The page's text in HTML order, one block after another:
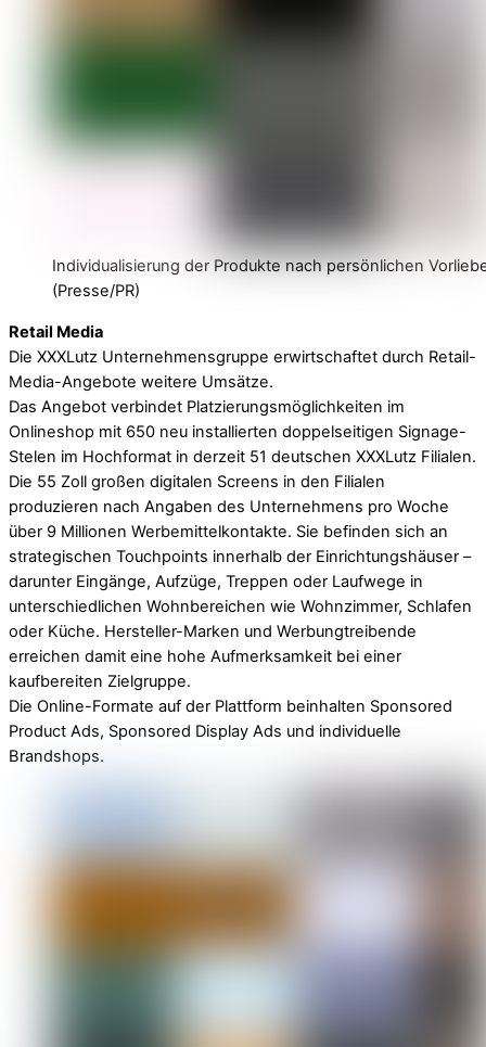
Individualisierung der Produkte nach persönlichen
(Presse/PR)
Retail Media
Die XXXLutz Unternehmensgruppe erwirtschaftet durch Retail-
Media-Angebote weitere Umsätze.
Das Angebot verbindet Platzierungsmöglichkeiten im
Onlineshop mit 650 neu installierten doppelseitigen Signage-
Stelen im Hochformat in derzeit 51 deutschen XXXLutz Filialen.
Die 55 Zoll großen digitalen Screens in den Filialen
produzieren nach Angaben des Unternehmens pro Woche
über 9 Millionen Werbemittelkontakte. Sie befinden sich an
strategischen Touchpoints innerhalb der Einrichtungshäuser –
darunter Eingänge, Aufzüge, Treppen oder Laufwege in
unterschiedlichen Wohnbereichen wie Wohnzimmer, Schlafen
oder Küche. Hersteller-Marken und Werbungtreibende
erreichen damit eine hohe Aufmerksamkeit bei einer
kaufbereiten Zielgruppe.
Die Online-Formate auf der Plattform beinhalten Sponsored
Product Ads, Sponsored Display Ads und individuelle
Brandshops.